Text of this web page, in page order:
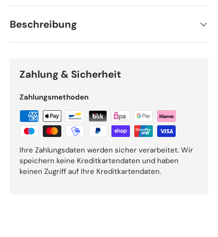
Beschreibung
Zahlung & Sicherheit
Zahlungsmethoden
Ihre Zahlungsdaten werden sicher verarbeitet. Wir
speichern keine Kreditkartendaten und haben
keinen Zugriff auf Ihre Kreditkartendaten.